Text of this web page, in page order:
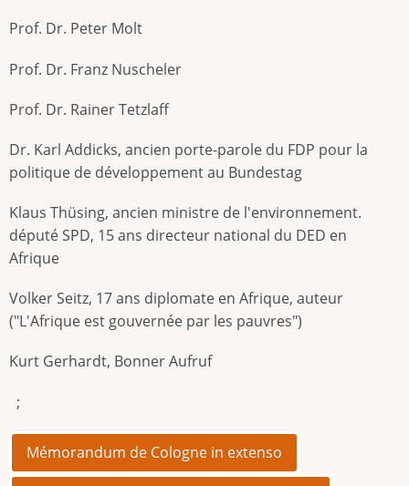
Prof. Dr. Peter Molt
Prof. Dr. Franz Nuscheler
Prof. Dr. Rainer Tetzlaff
Dr. Karl Addicks, ancien porte-parole du FDP pour la
politique de développement au Bundestag
Klaus Thüsing, ancien ministre de l'environnement.
député SPD, 15 ans directeur national du DED en
Afrique
Volker Seitz, 17 ans diplomate en Afrique, auteur
("L'Afrique est gouvernée par les pauvres")
Kurt Gerhardt, Bonner Aufruf
;
Mémorandum de Cologne in extenso